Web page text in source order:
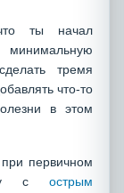
ты начал
минимальную
тремя
что-то
в этом
первичном
с острым